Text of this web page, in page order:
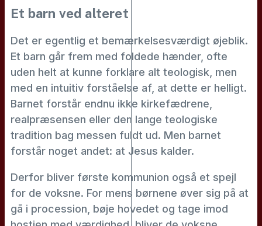
Et barn ved alteret
Det er egentlig et bemærkelsesværdigt øjeblik.
Et barn går frem med foldede hænder, ofte
uden helt at kunne forklare alt teologisk, men
med en intuitiv forståelse af, at dette er helligt.
Barnet forstår endnu ikke kirkefædrene,
realpræsensen eller den lange teologiske
tradition bag messen fuldt ud. Men barnet
forstår noget andet: at Jesus kalder.
Derfor bliver første kommunion også et spejl
for de voksne. For mens børnene øver sig på at
gå i procession, bøje hovedet og tage imod